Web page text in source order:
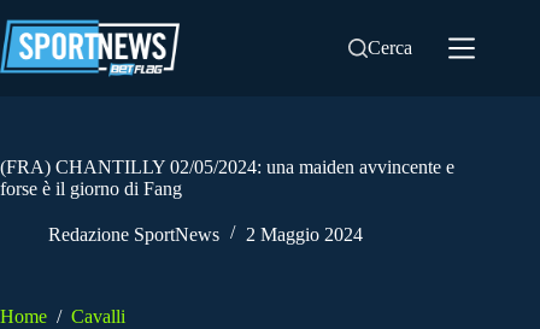
al
contenuto
Cerca
(FRA) CHANTILLY 02/05/2024: una maiden avvincente e
forse è il giorno di Fang
Redazione SportNews 2 Maggio 2024
Home / Cavalli